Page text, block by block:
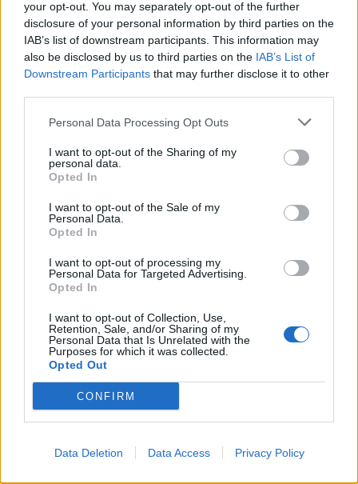
your opt-out. You may separately opt-out of the further
disclosure of your personal information by third parties on the
IAB’s list of downstream participants. This information may
also be disclosed by us to third parties on the IAB’s List of
Downstream Participants that may further disclose it to other
Personal Data Processing Opt Outs
I want to opt-out of the Sharing of my
personal data.
Opted In
I want to opt-out of the Sale of my
Personal Data.
Opted In
I want to opt-out of processing my
Personal Data for Targeted Advertising.
Opted In
I want to opt-out of Collection, Use,
Retention, Sale, and/or Sharing of my
Personal Data that Is Unrelated with the
Purposes for which it was collected.
Opted Out
CONFIRM
Data Deletion Data Access Privacy Policy
2026. augusztus 08., szombat
csalidrón robbant fel Bulgáriában –
frissítve